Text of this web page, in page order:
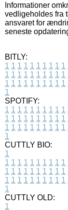
Informationer
vedligeholdes fra
ansvaret for
seneste
BITLY:
1 1 1 1 1 1 1 1 1 1
1 1 1 1 1 1 1 1 1 1
1 1 1 1 1 1 1 1 1 1
1
SPOTIFY:
1 1 1 1 1 1 1 1 1 1
1 1 1 1 1 1 1 1 1 1
1 1 1 1 1 1 1 1 1 1
1
CUTTLY BIO:
1
1 1 1 1 1 1 1 1 1 1
1 1 1 1 1 1 1 1 1 1
1 1 1 1 1 1 1 1 1 1
1
CUTTLY OLD:
1